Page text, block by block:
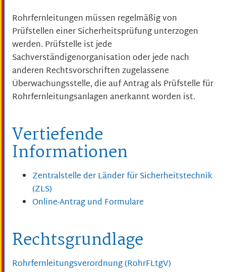
Rohrfernleitungen müssen regelmäßig von
Prüfstellen einer Sicherheitsprüfung unterzogen
werden. Prüfstelle ist jede
Sachverständigenorganisation oder jede nach
anderen Rechtsvorschriften zugelassene
Überwachungsstelle, die auf Antrag als Prüfstelle für
Rohrfernleitungsanlagen anerkannt worden ist.
Vertiefende
Informationen
Zentralstelle der Länder für Sicherheitstechnik
(ZLS)
Online-Antrag und Formulare
Rechtsgrundlage
Rohrfernleitungsverordnung (RohrFLtgV)